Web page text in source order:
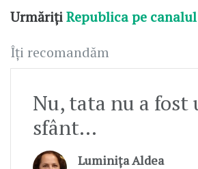
UrmărițiRepublica pe
Îți recomandăm
Nu, tata nu a fost
sfânt…
Luminița Aldea